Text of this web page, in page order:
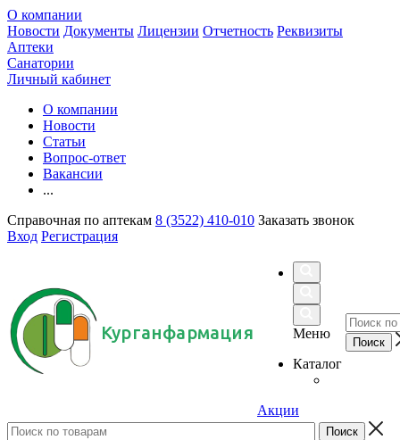
О компании
Новости Документы Лицензии Отчетность Реквизиты
Аптеки
Санатории
Личный кабинет
О компании
Новости
Статьи
Вопрос-ответ
Вакансии
...
Справочная по аптекам 8 (3522) 410-010 Заказать звонок
Вход Регистрация
Курганфармация
Меню
Каталог
Акции